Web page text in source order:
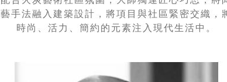
藝手法融入建築設計，將項目與社區緊密交織，
時尚、活力、簡約的元素注入現代生活中。